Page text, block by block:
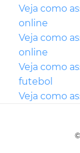
Veja como
online
Veja como
online
Veja como
futebol
Veja como